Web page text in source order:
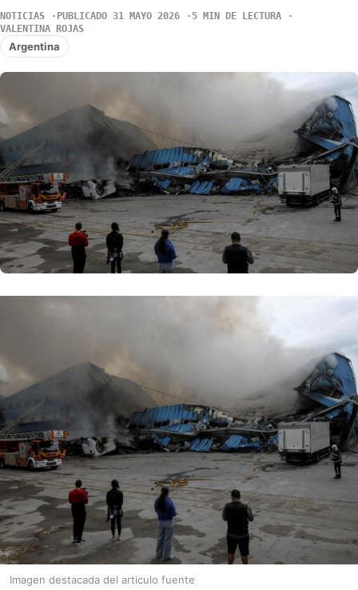
NOTICIAS PUBLICADO 31 MAYO 2026
5 MIN DE LECTURA
VALENTINA ROJAS
Argentina
Imagen destacada del articulo fuente